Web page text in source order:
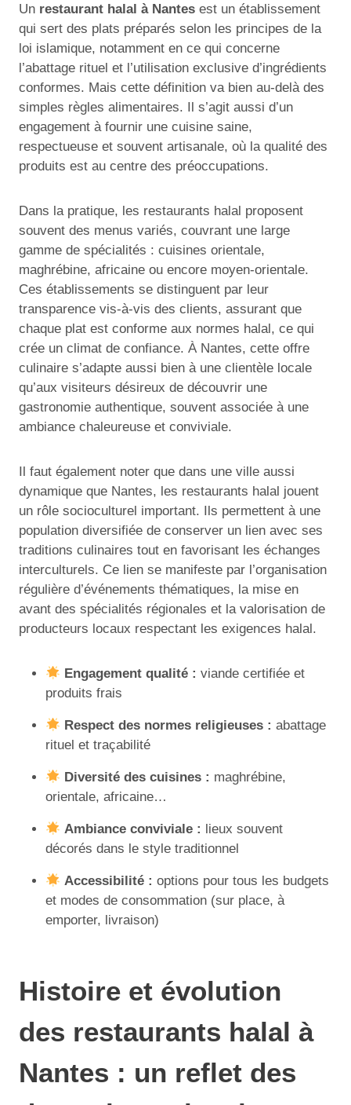
Un restaurant halal à Nantes est un établissement
qui sert des plats préparés selon les principes de la
loi islamique, notamment en ce qui concerne
l’abattage rituel et l’utilisation exclusive d’ingrédients
conformes. Mais cette définition va bien au-delà des
simples règles alimentaires. Il s’agit aussi d’un
engagement à fournir une cuisine saine,
respectueuse et souvent artisanale, où la qualité des
produits est au centre des préoccupations.
Dans la pratique, les restaurants halal proposent
souvent des menus variés, couvrant une large
gamme de spécialités : cuisines orientale,
maghrébine, africaine ou encore moyen-orientale.
Ces établissements se distinguent par leur
transparence vis-à-vis des clients, assurant que
chaque plat est conforme aux normes halal, ce qui
crée un climat de confiance. À Nantes, cette offre
culinaire s’adapte aussi bien à une clientèle locale
qu’aux visiteurs désireux de découvrir une
gastronomie authentique, souvent associée à une
ambiance chaleureuse et conviviale.
Il faut également noter que dans une ville aussi
dynamique que Nantes, les restaurants halal jouent
un rôle socioculturel important. Ils permettent à une
population diversifiée de conserver un lien avec ses
traditions culinaires tout en favorisant les échanges
interculturels. Ce lien se manifeste par l’organisation
régulière d’événements thématiques, la mise en
avant des spécialités régionales et la valorisation de
producteurs locaux respectant les exigences halal.
Engagement qualité : viande certifiée et
produits frais
Respect des normes religieuses : abattage
rituel et traçabilité
Diversité des cuisines : maghrébine,
orientale, africaine…
Ambiance conviviale : lieux souvent
décorés dans le style traditionnel
Accessibilité : options pour tous les budgets
et modes de consommation (sur place, à
emporter, livraison)
Histoire et évolution
des restaurants halal à
Nantes : un reflet des